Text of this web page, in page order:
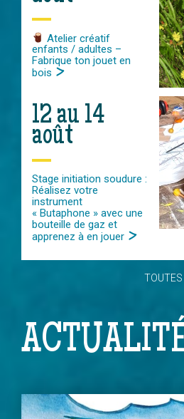
Atelier créatif
enfants / adultes –
Fabrique ton jouet en
bois
12 au 14
août
Stage initiation soudure :
Réalisez votre
instrument
« Butaphone » avec une
bouteille de gaz et
apprenez à en jouer
TOUTES